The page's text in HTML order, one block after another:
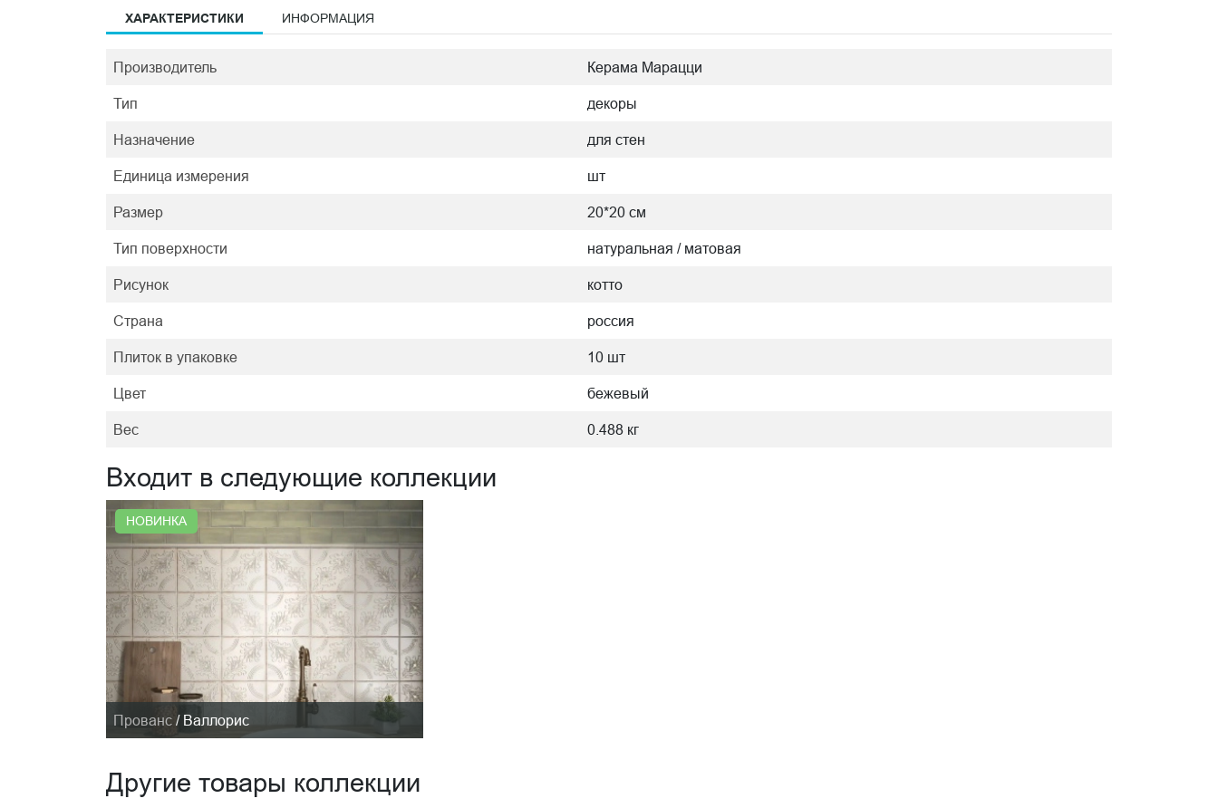
ХАРАКТЕРИСТИКИ ИНФОРМАЦИЯ
Производитель Керама Марацци
Тип декоры
Назначение для стен
Единица измерения шт
Размер 20*20 см
Тип поверхности натуральная / матовая
Рисунок котто
Страна россия
Плиток в упаковке 10 шт
Цвет бежевый
Вес 0.488 кг
Входит в следующие коллекции
НОВИНКА
Прованс / Валлорис
Другие товары коллекции